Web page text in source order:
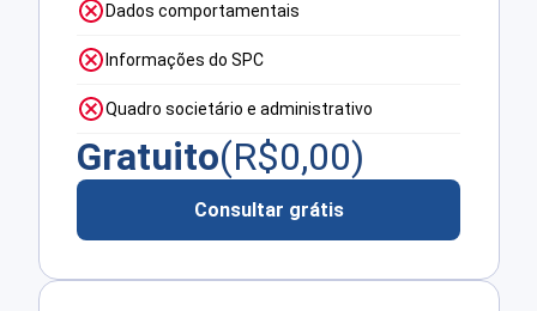
Dados comportamentais
Informações do SPC
Quadro societário e administrativo
Gratuito(R$0,00)
Consultar grátis